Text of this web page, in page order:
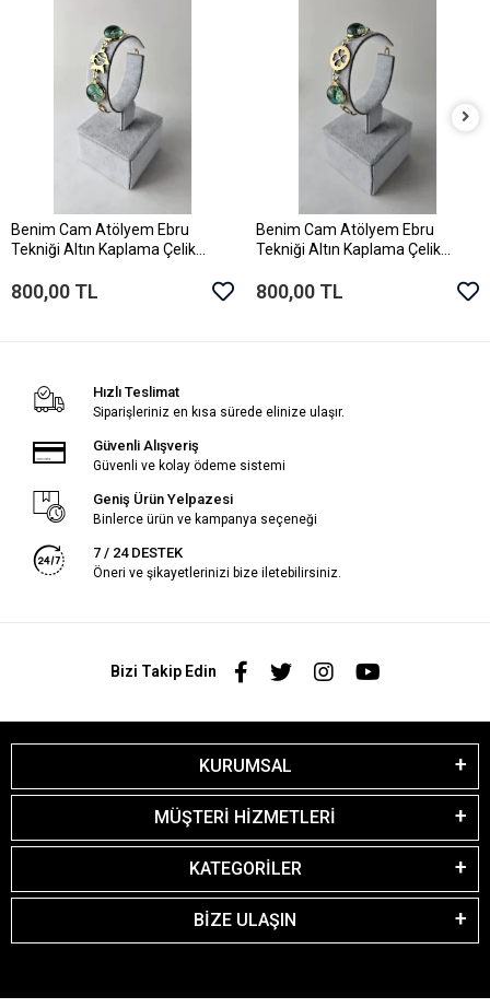
Sepete Ekle
Benim Cam Atölyem Ebru
Tekniği Altın Kaplama Çelik
800,00 TL
Sepete Ekle
Benim Cam Atölyem Ebru
Tekniği Altın Kaplama Çelik
800,00 TL
Hızlı Teslimat
Siparişleriniz en kısa sürede elinize ulaşır.
Güvenli Alışveriş
Güvenli ve kolay ödeme sistemi
Geniş Ürün Yelpazesi
Binlerce ürün ve kampanya seçeneği
7 / 24 DESTEK
Öneri ve şikayetlerinizi bize iletebilirsiniz.
Bizi Takip Edin
KURUMSAL
MÜŞTERİ HİZMETLERİ
KATEGORİLER
BİZE ULAŞIN